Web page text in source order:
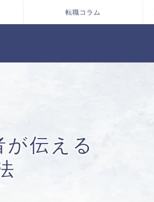
転職コラム
伝える